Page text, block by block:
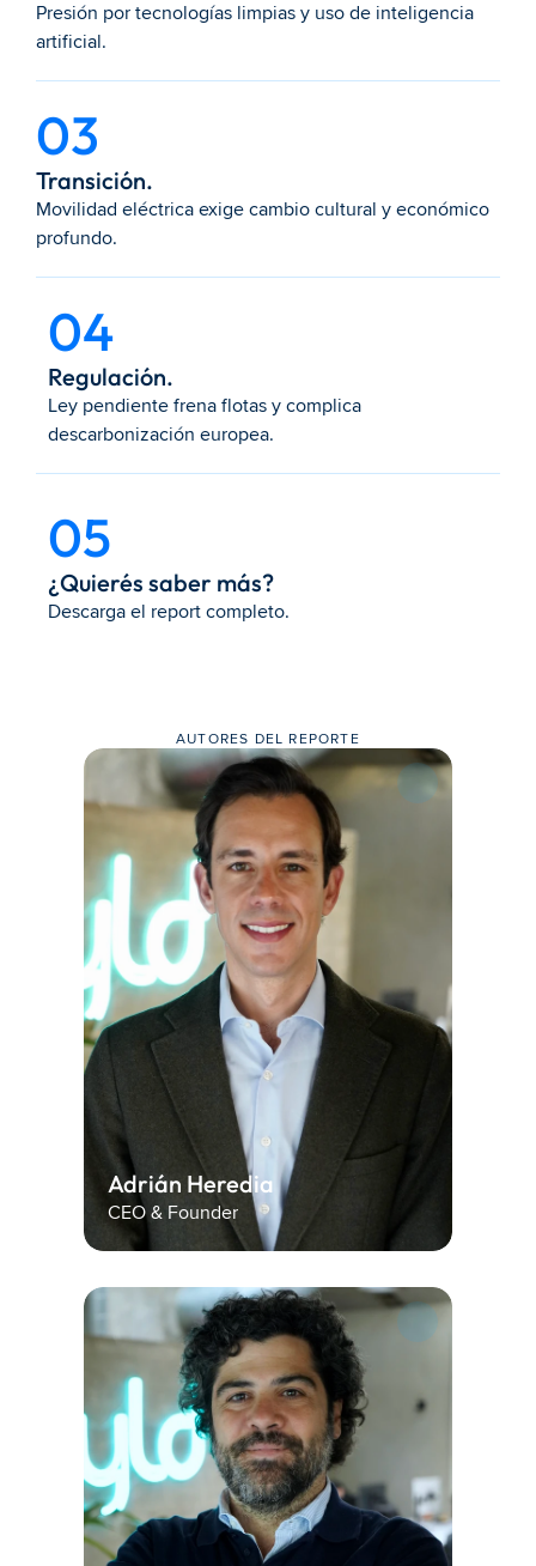
Presión por tecnologías limpias y uso de inteligencia
artificial.
03
Transición.
Movilidad eléctrica exige cambio cultural y económico
profundo.
04
Regulación.
Ley pendiente frena flotas y complica
descarbonización europea.
05
¿Quierés saber más?
Descarga el report completo.
AUTORES DEL REPORTE
Adrián Heredia
CEO & Founder